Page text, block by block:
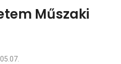
Műszaki